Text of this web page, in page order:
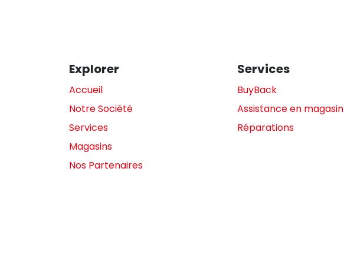
Explorer
Accueil
Notre Société
Services
Magasins
Nos Partenaires
Services
BuyBack
Assistance en magasin
Réparations